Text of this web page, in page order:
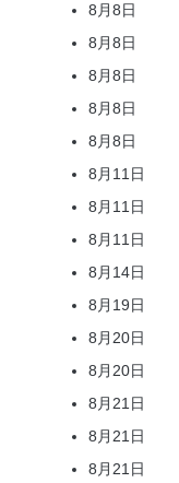
8月8日
8月8日
8月8日
8月8日
8月8日
8月11日
8月11日
8月11日
8月14日
8月19日
8月20日
8月20日
8月21日
8月21日
8月21日